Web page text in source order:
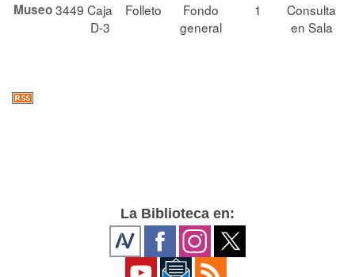
Museo3449 Caja
D-3
Folleto
Fondo
general
1
Consulta
en Sala
La Biblioteca en: